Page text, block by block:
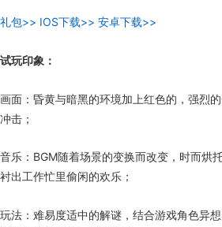
礼包>> IOS下载>> 安卓下载>>
试玩印象：
画面：昏黄与暗黑的环境加上红色的，强烈
冲击；
音乐：BGM随着场景的变换而改变，时而烘
衬出工作忙里偷闲的欢乐；
玩法：难易度适中的解谜，结合游戏角色异